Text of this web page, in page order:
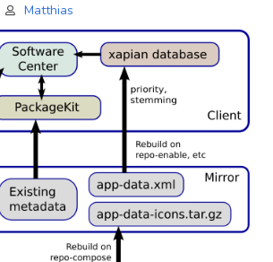
Listaller
Projektes
Matthias